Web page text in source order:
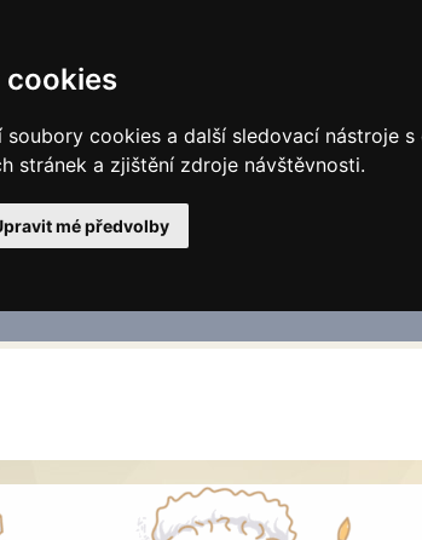
cookies
cookies a další sledovací nástroje
stránek a zjištění zdroje návštěvnosti.
mé předvolby